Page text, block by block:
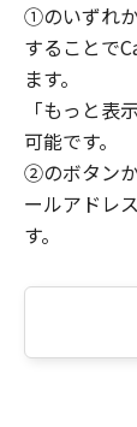
①のいずれ
することで
ます。
「もっと表
可能です。
②のボタン
ールアドレ
す。